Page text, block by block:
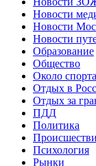
Новости
Новости
Новости
Образование
Общество
Около спорта
Отдых в
Отдых за
ПДД
Политика
Психология
Рынки